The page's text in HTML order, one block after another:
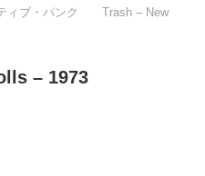
ィブ・パンク
Trash – New
– 1973